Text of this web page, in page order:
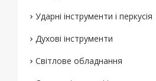
Ударні інструменти і перкусія
Духові інструменти
Світлове обладнання